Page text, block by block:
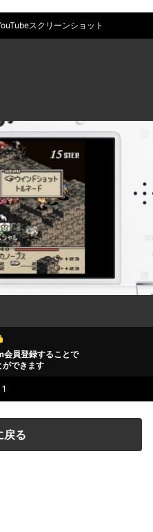
スクリーンショット
員登録することで
ができます
戻る